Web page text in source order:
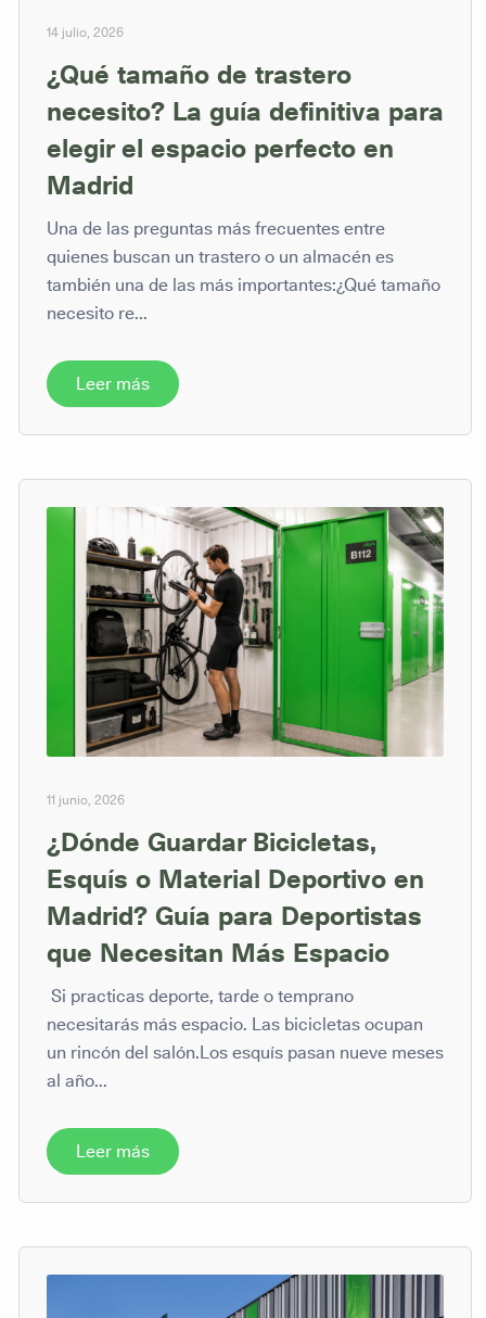
14 julio, 2026
¿Qué tamaño de trastero
necesito? La guía definitiva para
elegir el espacio perfecto en
Madrid
Una de las preguntas más frecuentes entre
quienes buscan un trastero o un almacén es
también una de las más importantes:¿Qué tamaño
necesito re...
Leer más
11 junio, 2026
¿Dónde Guardar Bicicletas,
Esquís o Material Deportivo en
Madrid? Guía para Deportistas
que Necesitan Más Espacio
Si practicas deporte, tarde o temprano
necesitarás más espacio. Las bicicletas ocupan
un rincón del salón.Los esquís pasan nueve meses
al año...
Leer más